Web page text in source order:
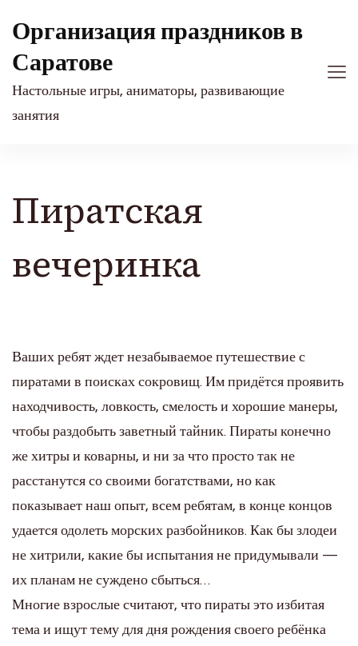
Организация праздников в
Саратове
Настольные игры, аниматоры, развивающие
занятия
Пиратская
вечеринка
Ваших ребят ждет незабываемое путешествие с
пиратами в поисках сокровищ. Им придётся проявить
находчивость, ловкость, смелость и хорошие манеры,
чтобы раздобыть заветный тайник. Пираты конечно
же хитры и коварны, и ни за что просто так не
расстанутся со своими богатствами, но как
показывает наш опыт, всем ребятам, в конце концов
удается одолеть морских разбойников. Как бы злодеи
не хитрили, какие бы испытания не придумывали —
их планам не суждено сбыться…
Многие взрослые считают, что пираты это избитая
тема и ищут тему для дня рождения своего ребёнка